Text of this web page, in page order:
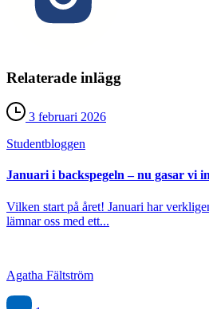
Relaterade inlägg
3 februari 2026
Student­bloggen
Januari i backspegeln – nu gasar vi
Vilken start på året! Januari har
lämnar oss med ett...
Agatha Fältström